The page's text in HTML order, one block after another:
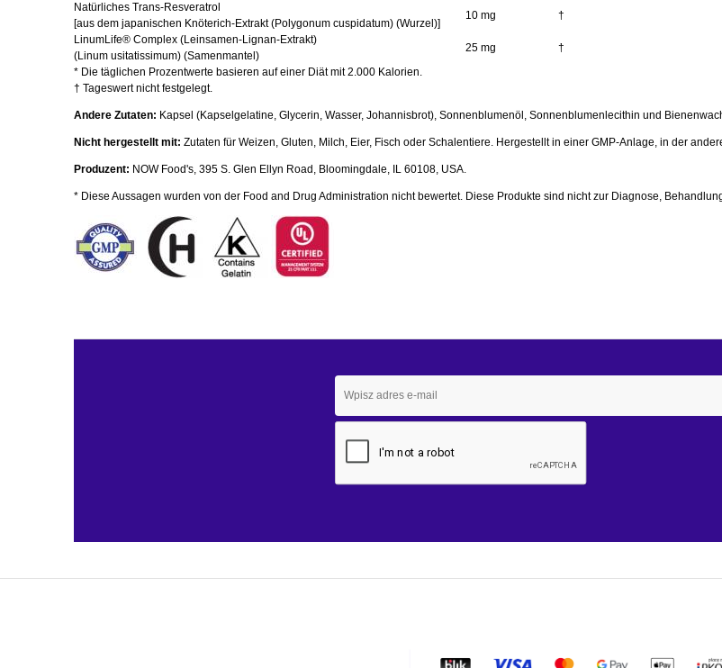
* Die täglichen Prozentwerte basieren auf einer Diät mit 2.000 Kalorien.
† Tageswert nicht festgelegt.
Natürliches Trans-Resveratrol
[aus dem japanischen Knöterich-Extrakt (Polygonum cuspidatum) (Wurzel)]
10 mg
†
LinumLife® Complex (Leinsamen-Lignan-Extrakt)
(Linum usitatissimum) (Samenmantel)
25 mg †
Andere Zutaten: Kapsel (Kapselgelatine, Glycerin, Wasser, Johannisbrot), Sonnenblumenöl, Sonnenblumenlecithin und
Nicht hergestellt mit: Zutaten für Weizen, Gluten, Milch, Eier, Fisch oder Schalentiere. Hergestellt in einer GMP-Anlage, in der
Produzent: NOW Food's, 395 S. Glen Ellyn Road, Bloomingdale, IL 60108, USA.
* Diese Aussagen wurden von der Food and Drug Administration nicht bewertet. Diese Produkte sind nicht zur Diagnose,